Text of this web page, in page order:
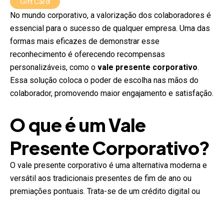
No mundo corporativo, a valorização dos colaboradores é
essencial para o sucesso de qualquer empresa. Uma das
formas mais eficazes de demonstrar esse
reconhecimento é oferecendo recompensas
personalizáveis, como o vale presente corporativo.
Essa solução coloca o poder de escolha nas mãos do
colaborador, promovendo maior engajamento e satisfação.
O que é um Vale
Presente Corporativo?
O vale presente corporativo é uma alternativa moderna e
versátil aos tradicionais presentes de fim de ano ou
premiações pontuais. Trata-se de um crédito digital ou